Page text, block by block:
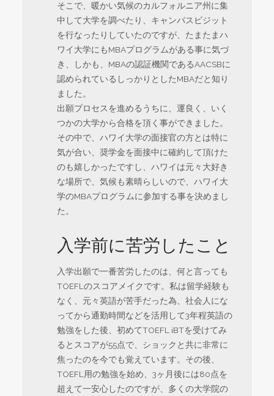
そこで、暖かい気候のカルフォルニア州に集
中して大学を調べたり、キャンパスビジット
を行なったりしていたのですが、たまたまハ
ワイ大学にもMBAプログラムがある事に気づ
き、しかも、MBAの認証機関であるAACSBに
認められているしっかりとしたMBAだと知り
ました。
出願プロセスを進めるうちに、運良く、いく
つかの大学から合格を頂く事ができました。
その中で、ハワイ大学の面接官の方とは特に
気が合い、奨学金を面接中に確約して頂けた
のも嬉しかったですし、ハワイは元々大好き
な場所で、気候も素晴らしいので、ハワイ大
学のMBAプログラムに参加する事を決めまし
た。
入学前に苦労したこと
入学出願で一番苦労したのは、何と言っても
TOEFLのスコアメイクです。私は留学経験も
なく、元々英語が苦手だった為、社会人にな
ってから通勤時間などを活用して3年程英語の
勉強をした後、初めてTOEFL iBTを受けてみ
るとスコアが55点で、ショックと共に非常に
焦ったのを今でも覚えています。その後、
TOEFL用の勉強を始め、3ヶ月後には80点を
超えて一安心したのですが、多くの大学院の